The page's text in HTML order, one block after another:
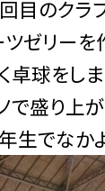
目のクラ
ゼリーを
球をしま
盛り上が
生でなか